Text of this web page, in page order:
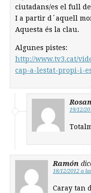
ciutadans/es el full
I a partir d´aquell
Aquesta és la clau.
Algunes pistes:
http://www.tv3.cat/
cap-a-lestat-propi-i-
19/12/
Ramón
18/12/2012 a
Caray tan